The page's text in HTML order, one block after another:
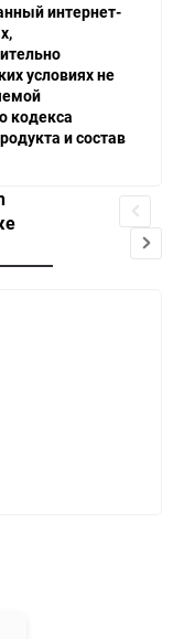
интернет-
условиях не
кодекса
и состав